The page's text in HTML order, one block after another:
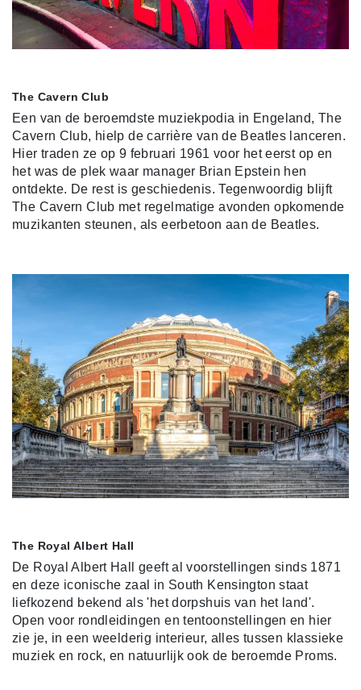
The Cavern Club
Een van de beroemdste muziekpodia in Engeland, The
Cavern Club, hielp de carrière van de Beatles lanceren.
Hier traden ze op 9 februari 1961 voor het eerst op en
het was de plek waar manager Brian Epstein hen
ontdekte. De rest is geschiedenis. Tegenwoordig blijft
The Cavern Club met regelmatige avonden opkomende
muzikanten steunen, als eerbetoon aan de Beatles.
The Royal Albert Hall
De Royal Albert Hall geeft al voorstellingen sinds 1871
en deze iconische zaal in South Kensington staat
liefkozend bekend als 'het dorpshuis van het land'.
Open voor rondleidingen en tentoonstellingen en hier
zie je, in een weelderig interieur, alles tussen klassieke
muziek en rock, en natuurlijk ook de beroemde Proms.